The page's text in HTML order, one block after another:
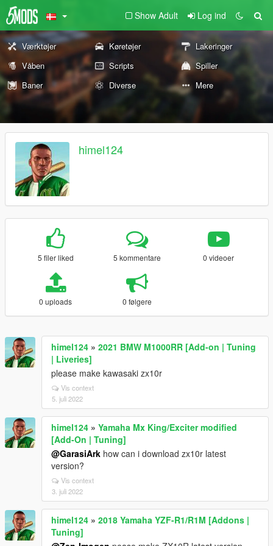
Show Adult Log ind
Værktøjer Køretøjer
Lakeringer
Våben
Scripts
Spiller
Baner
Diverse Mere
himel124
5 filer liked 5 kommentare 0 videoer
0 uploads 0 følgere
himel124 » 2021 BMW M1000RR [Add-on | Tuning
| Liveries]
please make kawasaki zx10r
Vis context
5. juli 2022
himel124 » Yamaha Mx King/Exciter modified
[Add-On | Tuning]
@GarasiArk how can i download zx10r latest
version?
Vis context
3. juli 2022
himel124 » 2018 Yamaha YZF-R1/R1M [Addons |
Tuning]